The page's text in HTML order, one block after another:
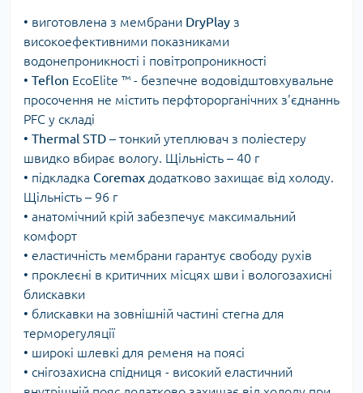
• виготовлена ​​з мембрани DryPlay з
високоефективними показниками
водонепроникності і повітропроникності
• Teflon EcoElite ™ - безпечне водовідштовхувальне
просочення не містить перфторорганічних з'єднаннь
PFC у складі
• Thermal STD – тонкий утеплювач з поліестеру
швидко вбирає вологу. Щільність – 40 г
• підкладка Coremax додатково захищає від холоду.
Щільність – 96 г
• анатомічний крій забезпечує максимальний
комфорт
• еластичність мембрани гарантує свободу рухів
• проклеєні в критичних місцях шви і вологозахисні
блискавки
• блискавки на зовнішній частині стегна для
терморегуляції
• широкі шлевкі для ременя на поясі
• снігозахисна спідниця - високий еластичний